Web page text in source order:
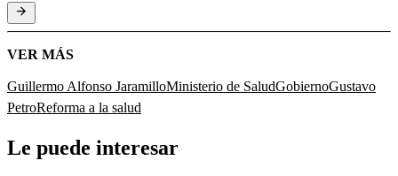
VER MÁS
Guillermo Alfonso JaramilloMinisterio de SaludGobiernoGustavo
PetroReforma a la salud
Le puede interesar